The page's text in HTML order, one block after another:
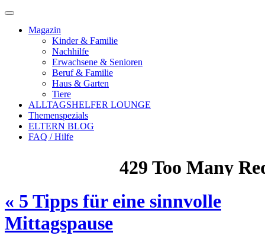
Magazin
Kinder & Familie
Nachhilfe
Erwachsene & Senioren
Beruf & Familie
Haus & Garten
Tiere
ALLTAGSHELFER LOUNGE
Themenspezials
ELTERN BLOG
FAQ / Hilfe
« 5 Tipps für eine sinnvolle
Mittagspause